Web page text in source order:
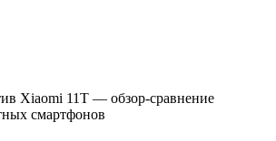
Xiaomi 11T — обзор-сравнение
смартфонов